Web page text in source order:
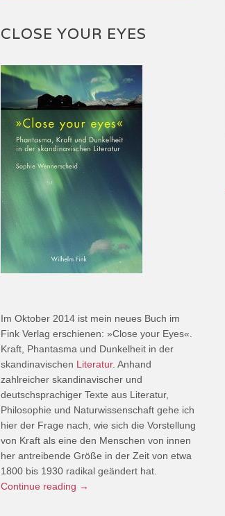
CLOSE YOUR EYES
Im Oktober 2014 ist mein neues Buch im
Fink Verlag erschienen: »Close your Eyes«.
Kraft, Phantasma und Dunkelheit in der
skandinavischen Literatur. Anhand
zahlreicher skandinavischer und
deutschsprachiger Texte aus Literatur,
Philosophie und Naturwissenschaft gehe ich
hier der Frage nach, wie sich die Vorstellung
von Kraft als eine den Menschen von innen
her antreibende Größe in der Zeit von etwa
1800 bis 1930 radikal geändert hat.
Continue reading →